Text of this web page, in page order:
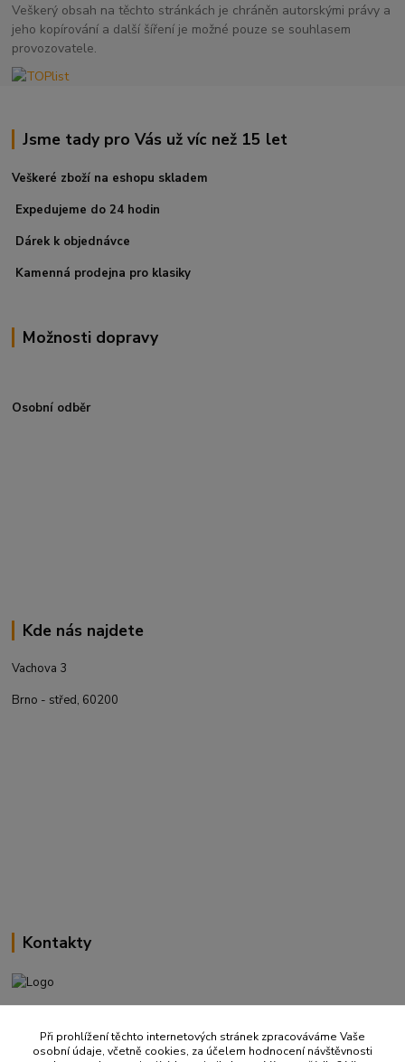
Veškerý obsah na těchto stránkách je chráněn autorskými právy a
jeho kopírování a další šíření je možné pouze se souhlasem
provozovatele.
Jsme tady pro Vás už víc než 15 let
Veškeré zboží na eshopu skladem
Expedujeme do 24 hodin
Dárek k objednávce
Kamenná prodejna pro klasiky
Možnosti dopravy
Osobní odběr
Kde nás najdete
Vachova 3
Brno - střed, 60200
Kontakty
(Po-Pá, 9-18 hod.)
Při prohlížení těchto internetových stránek zpracováváme Vaše
osobní údaje, včetně cookies, za účelem hodnocení návštěvnosti